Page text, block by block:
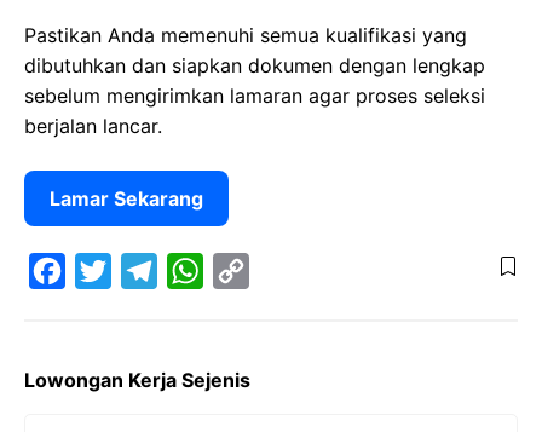
Pastikan Anda memenuhi semua kualifikasi yang
dibutuhkan dan siapkan dokumen dengan lengkap
sebelum mengirimkan lamaran agar proses seleksi
berjalan lancar.
Lamar Sekarang
c
i
l
a
p
Lowongan Kerja Sejenis